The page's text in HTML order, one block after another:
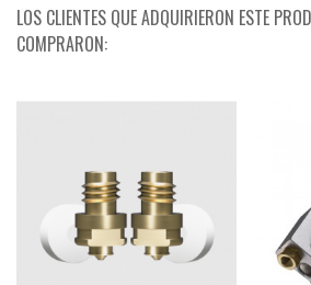
LOS CLIENTES QUE ADQUIRIERON ESTE
COMPRARON: